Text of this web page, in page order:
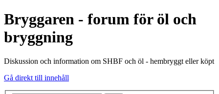
Bryggaren - forum för öl och
bryggning
Diskussion och information om SHBF och öl - hembryggt eller köpt
Gå direkt till innehåll